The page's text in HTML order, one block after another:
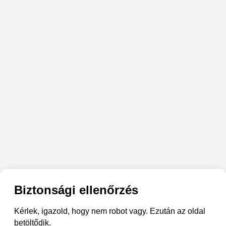
Biztonsági ellenőrzés
Kérlek, igazold, hogy nem robot vagy. Ezután az oldal
betöltődik.